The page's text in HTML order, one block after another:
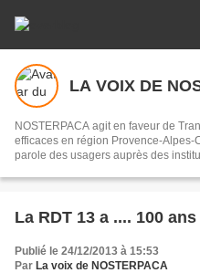
LA VOIX DE
NOSTERPACA agit en faveur de
efficaces en région Provence-Alpes-
parole des usagers auprès des institutions. NOSTERPACA est
La RDT 13 a .... 100 ans
Publié le 24/12/2013 à 15:53
Par La voix de NOSTERPACA